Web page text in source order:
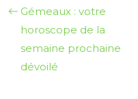
Gémeaux : votre
horoscope de la
semaine prochaine
dévoilé